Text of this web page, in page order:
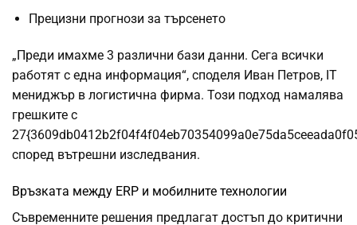
Прецизни прогнози за търсенето
„Преди имахме 3 различни бази данни. Сега всички
работят с една информация“, споделя Иван Петров, IT
мениджър в логистична фирма. Този подход намалява
грешките с
според вътрешни изследвания.
Връзката между ERP и мобилните технологии
Съвременните решения предлагат достъп до критични